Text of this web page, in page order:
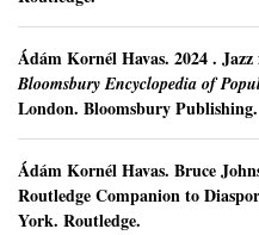
Ádám Kornél Havas. 2024.
Bloomsbury Encyclopedia of
London. Bloomsbury Publishing.
Ádám Kornél Havas. Bruce
Routledge Companion to
York. Routledge.